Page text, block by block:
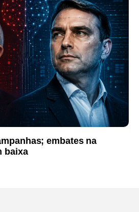
embates na
baixa